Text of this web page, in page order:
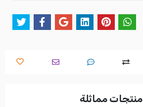
منتجات مماثلة